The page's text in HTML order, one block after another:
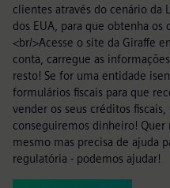
clientes através do cenário da
dos EUA, para que obtenha
<br/>Acesse o site da Giraffe
conta, carregue as
resto! Se for uma entidade
formulários fiscais para que
vender os seus créditos
conseguiremos dinheiro!
mesmo mas precisa de ajuda
regulatória - podemos ajudar!